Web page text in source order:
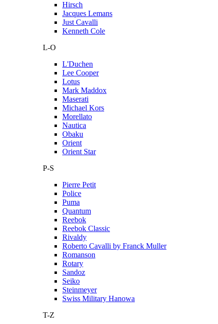
Hirsch
Jacques Lemans
Just Cavalli
Kenneth Cole
L-O
L'Duchen
Lee Cooper
Lotus
Mark Maddox
Maserati
Michael Kors
Morellato
Nautica
Obaku
Orient
Orient Star
P-S
Pierre Petit
Police
Puma
Quantum
Reebok
Reebok Classic
Rivaldy
Roberto Cavalli by Franck Muller
Romanson
Rotary
Sandoz
Seiko
Steinmeyer
Swiss Military Hanowa
T-Z